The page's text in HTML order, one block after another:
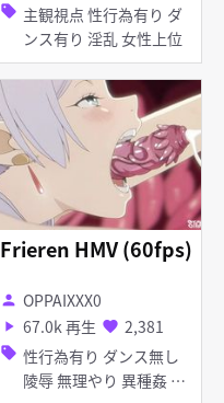
sell 主観視点 性行為有り ダ
ンス有り 淫乱 女性上位
Frieren HMV (60fps)
person OPPAIXXX0
play_arrow 67.0k 再生 favorite 2,381
sell 性行為有り ダンス無し
陵辱 無理やり 異種姦 妊